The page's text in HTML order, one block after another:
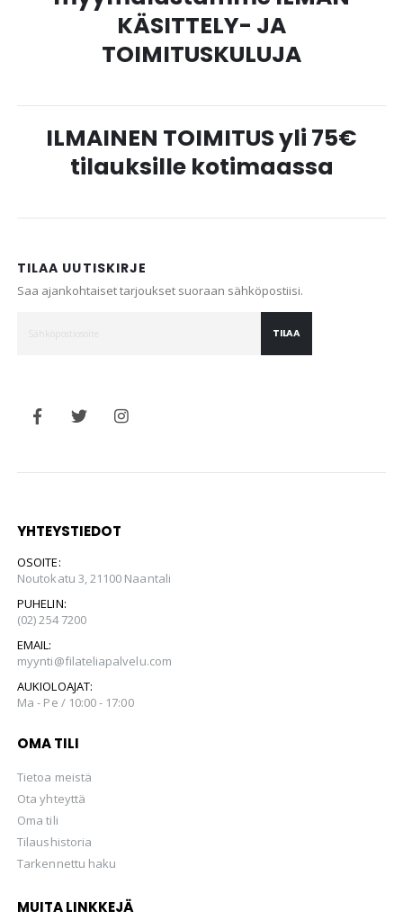
KÄSITTELY- JA
TOIMITUSKULUJA
ILMAINEN TOIMITUS yli 75€
tilauksille kotimaassa
TILAA UUTISKIRJE
Saa ajankohtaiset tarjoukset suoraan sähköpostiisi.
TILAA
YHTEYSTIEDOT
OSOITE:
Noutokatu 3, 21100 Naantali
PUHELIN:
(02) 254 7200
EMAIL:
myynti@filateliapalvelu.com
AUKIOLOAJAT:
Ma - Pe / 10:00 - 17:00
OMA TILI
Tietoa meistä
Ota yhteyttä
Oma tili
Tilaushistoria
Tarkennettu haku
MUITA LINKKEJÄ